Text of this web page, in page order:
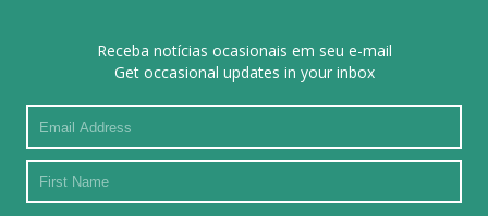
Receba notícias ocasionais em seu e-mail
Get occasional updates in your inbox